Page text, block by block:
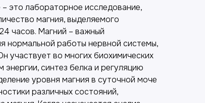
это лабораторное исследование,
магния, выделяемого
часов. Магний – важный
нормальной работы нервной системы,
участвует во многих биохимических
синтез белка и регуляцию
уровня магния в суточной моче
различных состояний,